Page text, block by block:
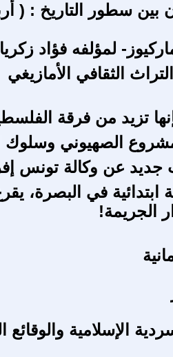
3 : رمضان بين سطور التاريخ : (
لمؤلفه فؤاد زكريا
الثقافي الأمازيغي
تزيد من فرقة
الصهيوني وسلوك
عن وكالة تونس
في البصرة،
الجريمة!